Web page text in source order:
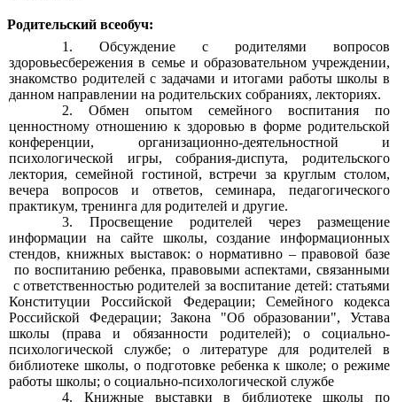
Родительский всеобуч:
Обсуждение с родителями вопросов
здоровьесбережения в семье и образовательном учреждении,
знакомство родителей с задачами и итогами работы школы в
данном направлении на родительских собраниях, лекториях.
Обмен опытом семейного воспитания по
ценностному отношению к здоровью в форме родительской
конференции, организационно-деятельностной и
психологической игры, собрания-диспута, родительского
лектория, семейной гостиной, встречи за круглым столом,
вечера вопросов и ответов, семинара, педагогического
практикум, тренинга для родителей и другие.
Просвещение родителей через размещение
информации на сайте школы, создание информационных
стендов, книжных выставок: о нормативно – правовой базе
по воспитанию ребенка, правовыми аспектами, связанными
с ответственностью родителей за воспитание детей: статьями
Конституции Российской Федерации; Семейного кодекса
Российской Федерации; Закона "Об образовании", Устава
школы (права и обязанности родителей); о социально-
психологической службе; о литературе для родителей в
библиотеке школы, о подготовке ребенка к школе; о режиме
работы школы; о социально-психологической службе
Книжные выставки в библиотеке школы по